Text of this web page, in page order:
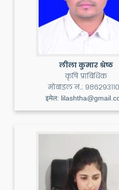
लीला कुमार श्रेष्ठ
कृषि प्राबिधिक
मोबाइल नं.:
इमेल: